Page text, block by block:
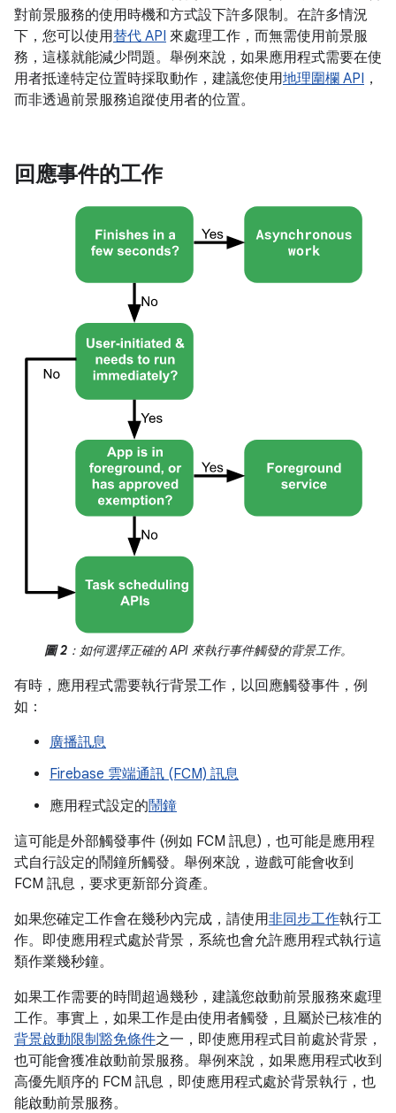
對前景服務的使用時機和方式設下許多限制。在許多情況
下，您可以使用替代 API 來處理工作，而無需使用前景服
務，這樣就能減少問題。舉例來說，如果應用程式需要在使
用者抵達特定位置時採取動作，建議您使用地理圍欄 API ，
而非透過前景服務追蹤使用者的位置。
回應事件的工作
圖 2：如何選擇正確的 API 來執行事件觸發的背景工作。
有時，應用程式需要執行背景工作，以回應觸發事件，例
如：
廣播訊息
Firebase 雲端通訊 (FCM) 訊息
應用程式設定的鬧鐘
這可能是外部觸發事件 (例如 FCM 訊息)，也可能是應用程
式自行設定的鬧鐘所觸發。舉例來說，遊戲可能會收到
FCM 訊息，要求更新部分資產。
如果您確定工作會在幾秒內完成，請使用非同步工作執行工
作。即使應用程式處於背景，系統也會允許應用程式執行這
類作業幾秒鐘。
如果工作需要的時間超過幾秒，建議您啟動前景服務來處理
工作。事實上，如果工作是由使用者觸發，且屬於已核准的
背景啟動限制豁免條件之一，即使應用程式目前處於背景，
也可能會獲准啟動前景服務。舉例來說，如果應用程式收到
高優先順序的 FCM 訊息，即使應用程式處於背景執行，也
能啟動前景服務。